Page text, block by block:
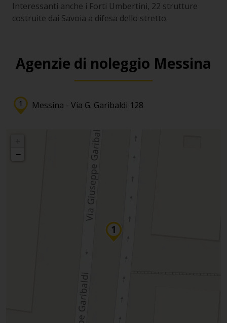
Interessanti anche i Forti Umbertini, 22 strutture
costruite dai Savoia a difesa dello stretto.
Agenzie di noleggio Messina
Messina - Via G. Garibaldi 128
−